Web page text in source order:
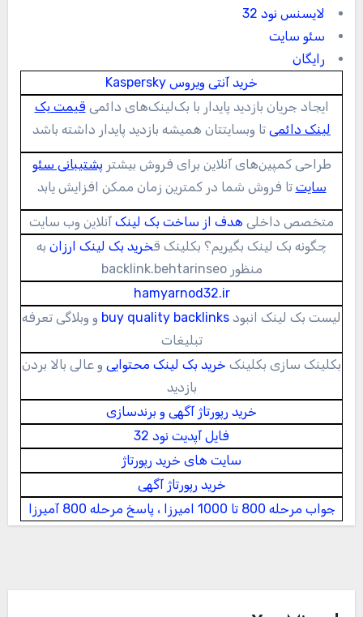
لایسنس نود 32
سئو سایت
رایگان
خرید آنتی ویروس Kaspersky
ایجاد جریان بازدید پایدار با بک‌لینک‌های دائمی قیمت بک
لینک دائمی تا وبسایتتان همیشه بازدید پایدار داشته باشد
طراحی کمپین‌های آنلاین برای فروش بیشتر پشتیبانی سئو
سایت تا فروش شما در کمترین زمان ممکن افزایش یابد
متخصص داخلی هدف از ساخت بک لینک آنلاین وب سایت
چگونه بک لینک بگیریم؟ بکلینک قخرید بک لینک ارزان به
منظور backlink.behtarinseo
hamyarnod32.ir
لیست بک لینک انبود buy quality backlinks و وبلاگی تعرفه
تبلیغات
بکلینک سازی بکلینک خرید بک لینک محتوایی و عالی بالا بردن
بازدید
خرید رپورتاژ آگهی و برندسازی
فایل آپدیت نود 32
سایت های خرید رپورتاژ
خرید رپورتاژ آگهی
جواب مرحله 800 تا 1000 امیرزا ، پاسخ مرحله 800 آمیرزا